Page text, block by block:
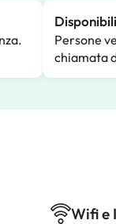
Persone
chiamata
Wifi e